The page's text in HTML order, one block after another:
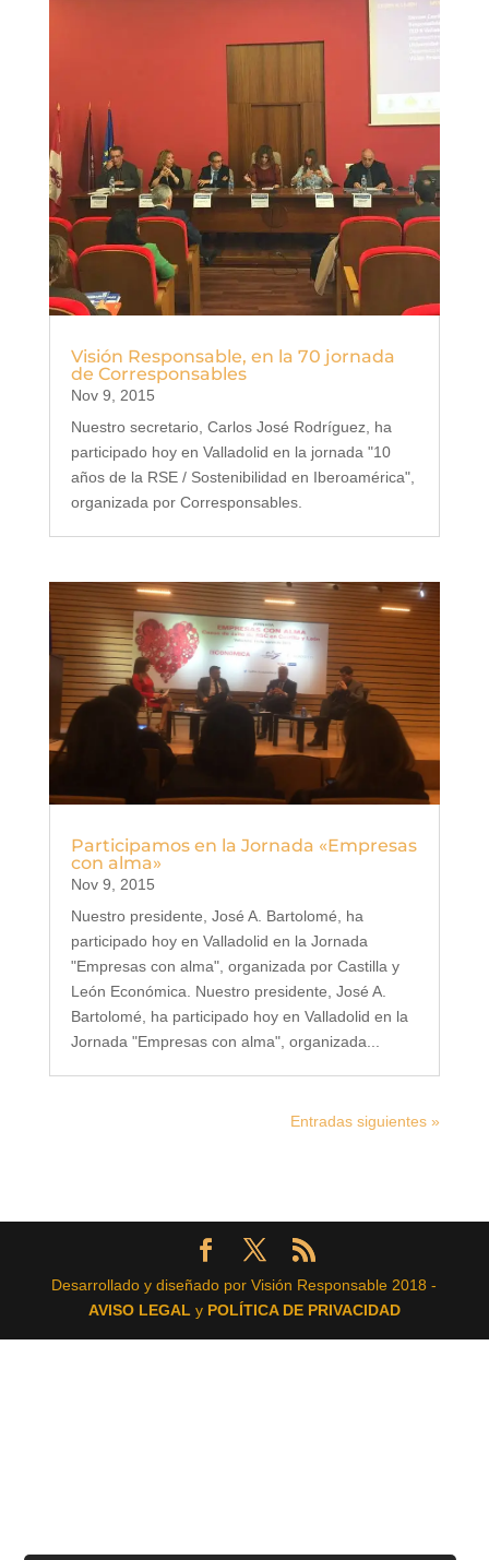
Visión Responsable, en la 70 jornada
de Corresponsables
Nov 9, 2015
Nuestro secretario, Carlos José Rodríguez, ha
participado hoy en Valladolid en la jornada "10
años de la RSE / Sostenibilidad en Iberoamérica",
organizada por Corresponsables.
Participamos en la Jornada «Empresas
con alma»
Nov 9, 2015
Nuestro presidente, José A. Bartolomé, ha
participado hoy en Valladolid en la Jornada
"Empresas con alma", organizada por Castilla y
León Económica. Nuestro presidente, José A.
Bartolomé, ha participado hoy en Valladolid en la
Jornada "Empresas con alma", organizada...
Entradas siguientes »
Desarrollado y diseñado por Visión Responsable 2018 -
AVISO LEGAL y POLÍTICA DE PRIVACIDAD